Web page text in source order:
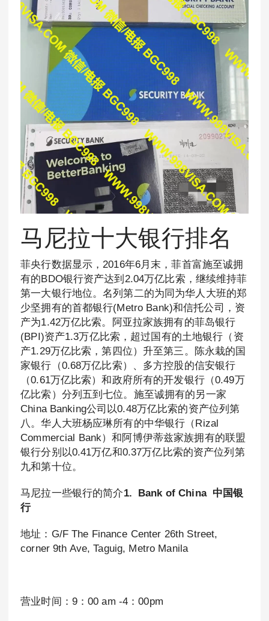
马尼拉十大银行排名
菲央行数据显示，2016年6月末，菲首富施至诚拥
有的BDO银行资产达到2.04万亿比索，继续维持菲
第一大银行地位。名列第二的为同为华人大班的郑
少坚拥有的首都银行(Metro Bank)和信托公司，资
产为1.42万亿比索。阿亚拉家族拥有的菲岛银行
(BPI)资产1.3万亿比索，超过国有的土地银行（资
产1.29万亿比索，第四位）升至第三。陈永栽的国
家银行（0.68万亿比索）、多方控股的信安银行
（0.61万亿比索）和政府所有的开发银行（0.49万
亿比索）分列五到七位。施至诚拥有的另一家
China Banking公司以0.48万亿比索的资产位列第
八。华人大班杨应琳所有的中华银行（Rizal
Commercial Bank）和阿博伊蒂兹家族拥有的联盟
银行分别以0.41万亿和0.37万亿比索的资产位列第
九和第十位。
马尼拉一些银行的简介1. Bank of China 中国银
行
地址：G/F The Finance Center 26th Street,
corner 9th Ave, Taguig, Metro Manila
营业时间：9：00 am -4：00pm